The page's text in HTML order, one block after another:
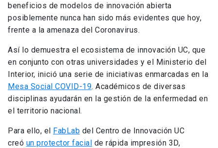
beneficios de modelos de innovación abierta
posiblemente nunca han sido más evidentes que hoy,
frente a la amenaza del Coronavirus.
Así lo demuestra el ecosistema de innovación UC, que
en conjunto con otras universidades y el Ministerio del
Interior, inició una serie de iniciativas enmarcadas en la
Mesa Social COVID-19. Académicos de diversas
disciplinas ayudarán en la gestión de la enfermedad en
el territorio nacional.
Para ello, el FabLab del Centro de Innovación UC
creó un protector facial de rápida impresión 3D,